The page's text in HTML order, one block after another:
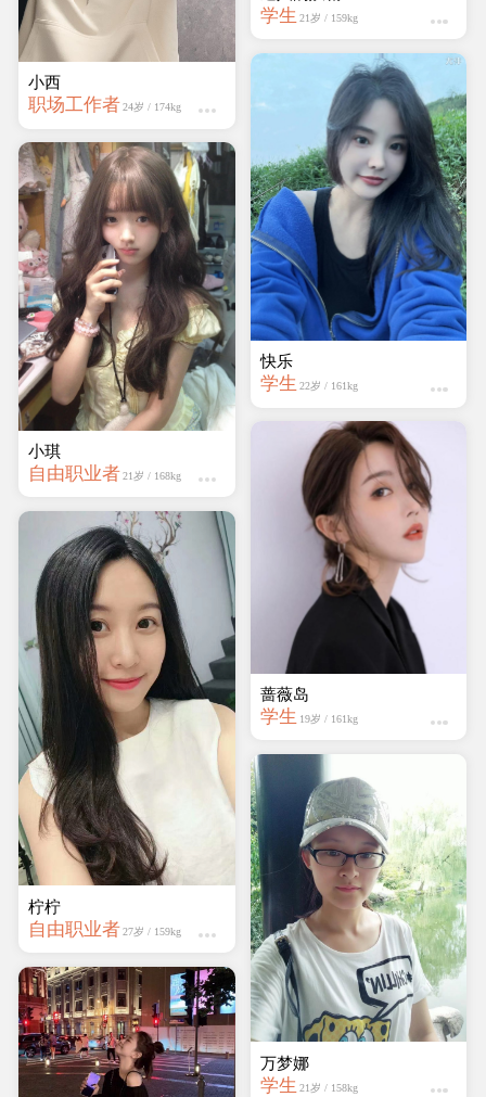
小西
职场工作者 24岁 / 174kg
小琪
自由职业者 21岁 / 168kg
柠柠
自由职业者 27岁 / 159kg
学生 21岁 / 159kg
快乐
学生 22岁 / 161kg
蔷薇岛
学生 19岁 / 161kg
万梦娜
学生 21岁 / 158kg